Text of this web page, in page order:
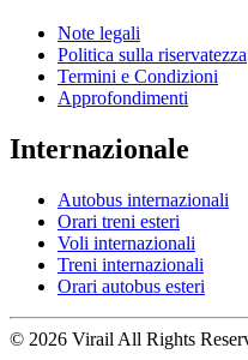
Note legali
Politica sulla riservatezza
Termini e Condizioni
Approfondimenti
Internazionale
Autobus internazionali
Orari treni esteri
Voli internazionali
Treni internazionali
Orari autobus esteri
© 2026 Virail All Rights